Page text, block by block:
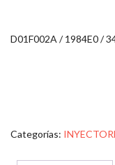
D01F002A / 1984E0 /
Categorías: